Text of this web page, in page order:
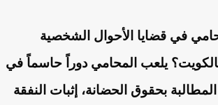
في قضايا الأحوال الشخصية
يلعب المحامي دوراً حاسماً في
بحقوق الحضانة، إثبات النفقة